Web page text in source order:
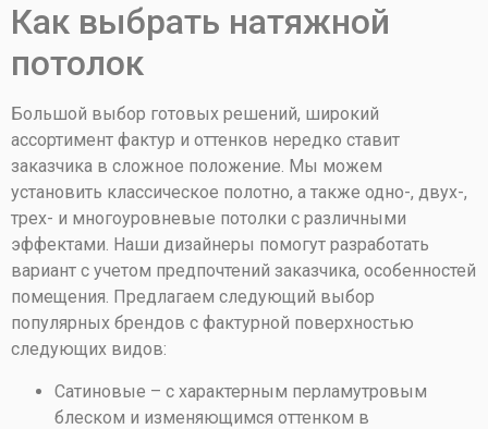
Как выбрать натяжной
потолок
Большой выбор готовых решений, широкий
ассортимент фактур и оттенков нередко ставит
заказчика в сложное положение. Мы можем
установить классическое полотно, а также одно-, двух-,
трех- и многоуровневые потолки с различными
эффектами. Наши дизайнеры помогут разработать
вариант с учетом предпочтений заказчика, особенностей
помещения. Предлагаем следующий выбор
популярных брендов с фактурной поверхностью
следующих видов:
Сатиновые – с характерным перламутровым
блеском и изменяющимся оттенком в